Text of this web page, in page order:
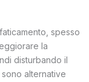
spesso
la
disturbando il
alternative